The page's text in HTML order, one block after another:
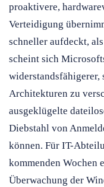
proaktivere,
Verteidigung
schneller aufdeckt,
scheint sich
widerstandsfähigerer,
Architekturen zu
ausgeklügelte
Diebstahl von
können. Für IT-
kommenden Wochen
Überwachung der